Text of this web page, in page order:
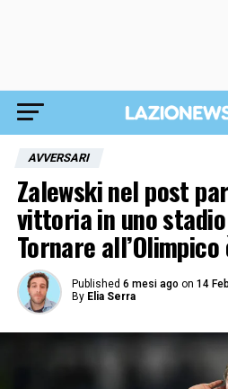
AVVERSARI
Zalewski nel post
vittoria in uno
Tornare
Published 6 mesi ago on 14
By Elia Serra